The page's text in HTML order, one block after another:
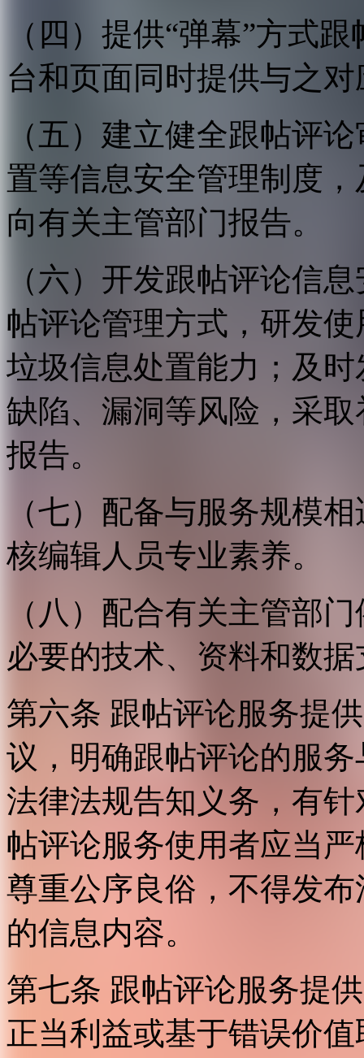
（四）提供“弹幕”方式
台和页面同时提供与之
（五）建立健全跟帖评
置等信息安全管理制度
向有关主管部门报告。
（六）开发跟帖评论信
帖评论管理方式，研发
垃圾信息处置能力；及
缺陷、漏洞等风险，采
报告。
（七）配备与服务规模
核编辑人员专业素养。
（八）配合有关主管部
必要的技术、资料和数
第六条 跟帖评论服务提
议，明确跟帖评论的服
法律法规告知义务，有
帖评论服务使用者应当
尊重公序良俗，不得发
的信息内容。
第七条 跟帖评论服务提
正当利益或基于错误价